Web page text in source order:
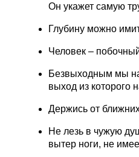
Он укажет самую
Глубину можно
Человек –
Безвыходным мы
выход из которого
Держись от
Не лезь в чужую
вытер ноги, не